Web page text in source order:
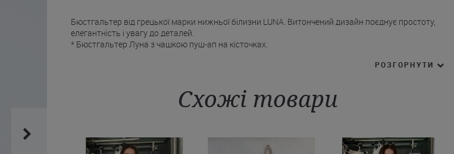
Бюстгальтер від грецької марки нижньої білизни LUNA. Витончений дизайн поєднує простоту,
елегантність і увагу до деталей.
* Бюстгальтер Луна з чашкою пуш-ап на кісточках.
* Бюстгальтер доступний на сайті в білому і чорному кольорі.
Поспішайте купити бюстгальтер від італійського бренду LUNA у своєму розмірі. Ціна Вас
РОЗГОРНУТИ
Схожі товари